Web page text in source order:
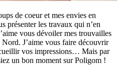
de coeur et mes envies en
présenter les travaux qui n’en
vous dévoiler mes trouvailles
J’aime vous faire découvrir
vos impressions… Mais par
un bon moment sur Poligom !